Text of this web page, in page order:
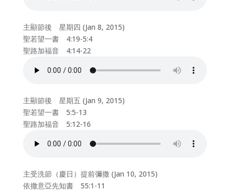
主顯節後 星期四 (Jan 8, 2015)
聖若望一書 4:19-5:4
聖路加福音 4:14-22
主顯節後 星期五 (Jan 9, 2015)
聖若望一書 5:5-13
聖路加福音 5:12-16
主受洗節（慶日）提前彌撒 (Jan 10, 2015)
依撒意亞先知書 55:1-11